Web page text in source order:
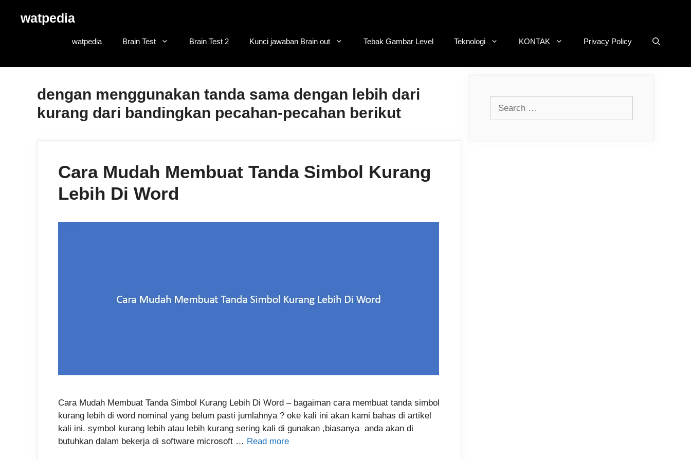
watpedia
watpedia Brain Test Brain Test 2 Kunci jawaban Brain out Tebak Gambar Level Teknologi KONTAK Privacy Policy
dengan menggunakan tanda sama dengan lebih dari
kurang dari bandingkan pecahan-pecahan berikut
Cara Mudah Membuat Tanda Simbol Kurang
Lebih Di Word
Cara Mudah Membuat Tanda Simbol Kurang Lebih Di Word – bagaiman cara membuat tanda simbol
kurang lebih di word nominal yang belum pasti jumlahnya ? oke kali ini akan kami bahas di artikel
kali ini. symbol kurang lebih atau lebih kurang sering kali di gunakan ,biasanya anda akan di
butuhkan dalam bekerja di software microsoft … Read more